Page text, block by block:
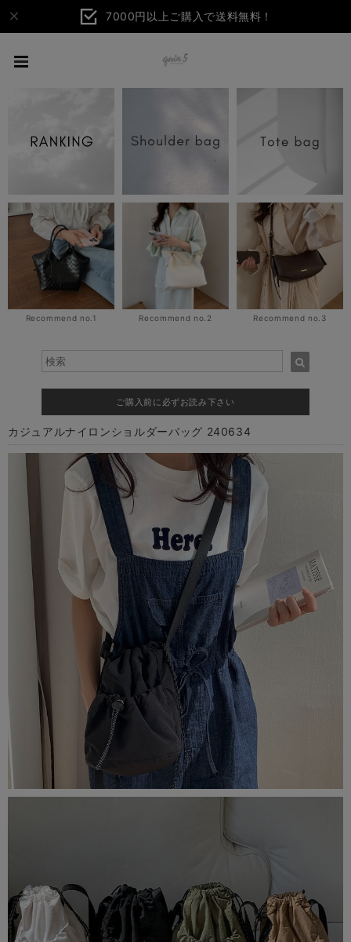
7000円以上ご購入で送料無料！
Recommend no.1 Recommend no.2 Recommend no.3
ご購入前に必ずお読み下さい
カジュアルナイロンショルダーバッグ 240634